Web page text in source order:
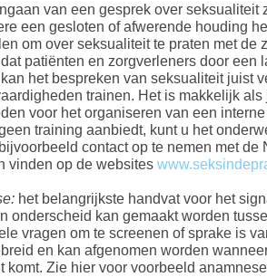
van een gesprek over seksualiteit
een gesloten of afwerende houding
om over seksualiteit te praten met
patiënten en zorgverleners door
het bespreken van seksualiteit juist
trainen. Het is makkelijk
voor het organiseren van een
training aanbiedt, kunt u het
contact op te nemen met
vinden op de websites
het belangrijkste handvat voor het
onderscheid kan gemaakt worden
vragen om te screenen of sprake is
en kan afgenomen worden
Zie hier voor voorbeeld